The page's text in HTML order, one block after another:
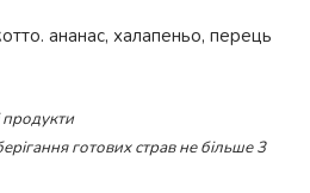
ананас, халапеньо, перець
продукти
готових страв не більше 3